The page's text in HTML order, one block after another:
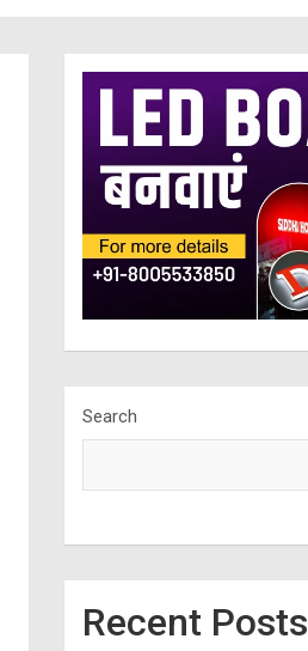
Search
Recent Posts